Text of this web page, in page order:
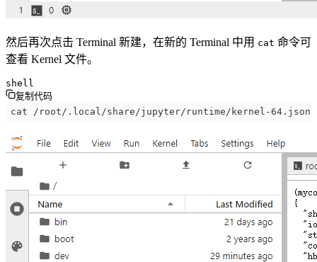
然后再次点击 Terminal 新建，在新的 Terminal 中用 cat 命令可
查看 Kernel 文件。
shell
复制代码
cat /root/.local/share/jupyter/runtime/kernel-64.json